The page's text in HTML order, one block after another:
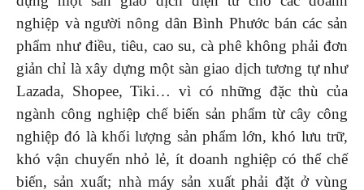
nghiệp và người nông dân Bình Phước bán các sản
phẩm như điều, tiêu, cao su, cà phê không phải đơn
giản chỉ là xây dựng một sàn giao dịch tương tự như
Lazada, Shopee, Tiki… vì có những đặc thù của
ngành công nghiệp chế biến sản phẩm từ cây công
nghiệp đó là khối lượng sản phẩm lớn, khó lưu trữ,
khó vận chuyển nhỏ lẻ, ít doanh nghiệp có thể chế
biến, sản xuất; nhà máy sản xuất phải đặt ở vùng